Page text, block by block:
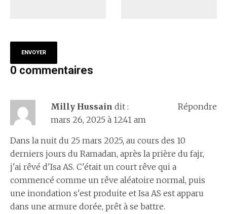
0 commentaires
Milly Hussain dit :
mars 26, 2025 à 12:41 am
Dans la nuit du 25 mars 2025, au cours des 10
derniers jours du Ramadan, après la prière du fajr,
j'ai rêvé d'Isa AS. C'était un court rêve qui a
commencé comme un rêve aléatoire normal, puis
une inondation s'est produite et Isa AS est apparu
dans une armure dorée, prêt à se battre.
Répondre